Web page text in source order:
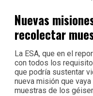
Nuevas
recolectar
La ESA, que en el
con todos los
que podría sustentar
nueva misión que
muestras de los